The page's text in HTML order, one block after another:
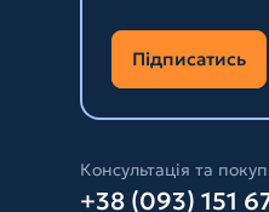
Підписатись
Консультація та
+38 (093) 151